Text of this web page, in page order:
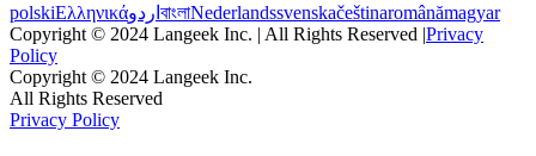
polskiΕλληνικάاردو বাংলাNederlandssvenskačeštinaromânămagyar
Copyright © 2024 Langeek Inc. | All Rights Reserved |Privacy
Policy
Copyright © 2024 Langeek Inc.
All Rights Reserved
Privacy Policy